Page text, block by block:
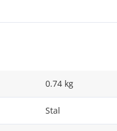
0.74 kg
Stal